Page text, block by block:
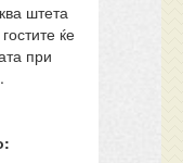
штета
ќе
при